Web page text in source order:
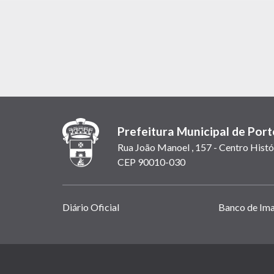
Prefeitura Municipal de
Rua João Manoel , 157 - Centro
CEP 90010-030
Links
Diário Oficial Banco de